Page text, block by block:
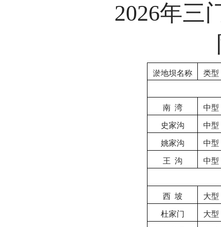
2026年三
淤地坝名称 类型
南 湾 中型
史家沟 中型
姚家沟 中型
王 沟 中型
西 坡 大型
杜家门 大型